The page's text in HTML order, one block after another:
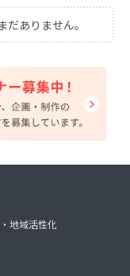
ありません。
地域活性化